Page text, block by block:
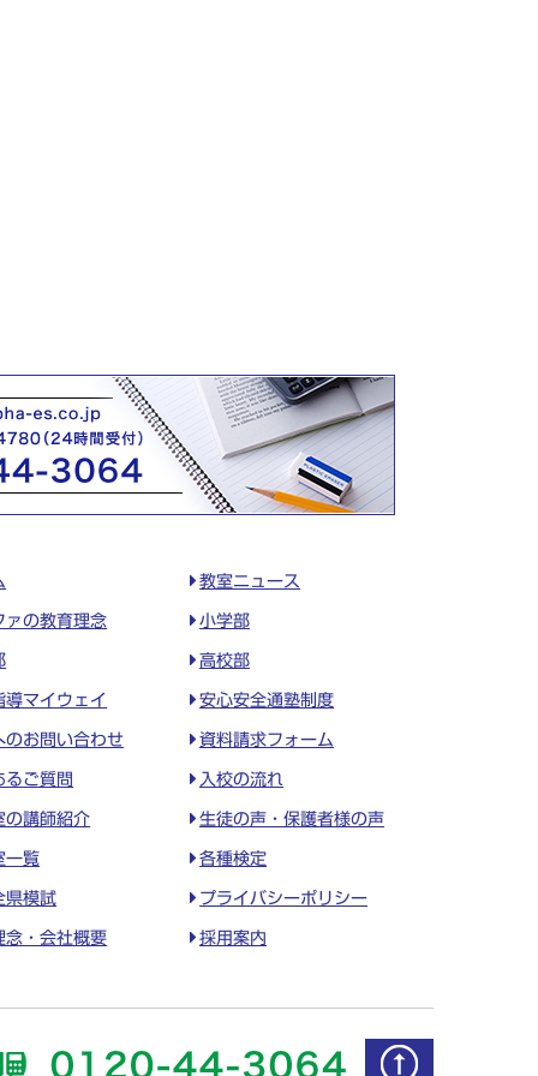
教室ニュース
ァの教育理念 小学部
高校部
導マイウェイ 安心安全通塾制度
のお問い合わせ 資料請求フォーム
るご質問 入校の流れ
の講師紹介 生徒の声・保護者様の声
一覧 各種検定
県模試 プライバシーポリシー
念・会社概要 採用案内